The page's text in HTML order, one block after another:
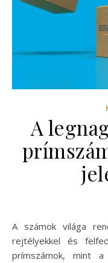
A
A számok világa rendkívül izgalmas és sokszínű, tele
rejtélyekkel és
prímszámok, mint